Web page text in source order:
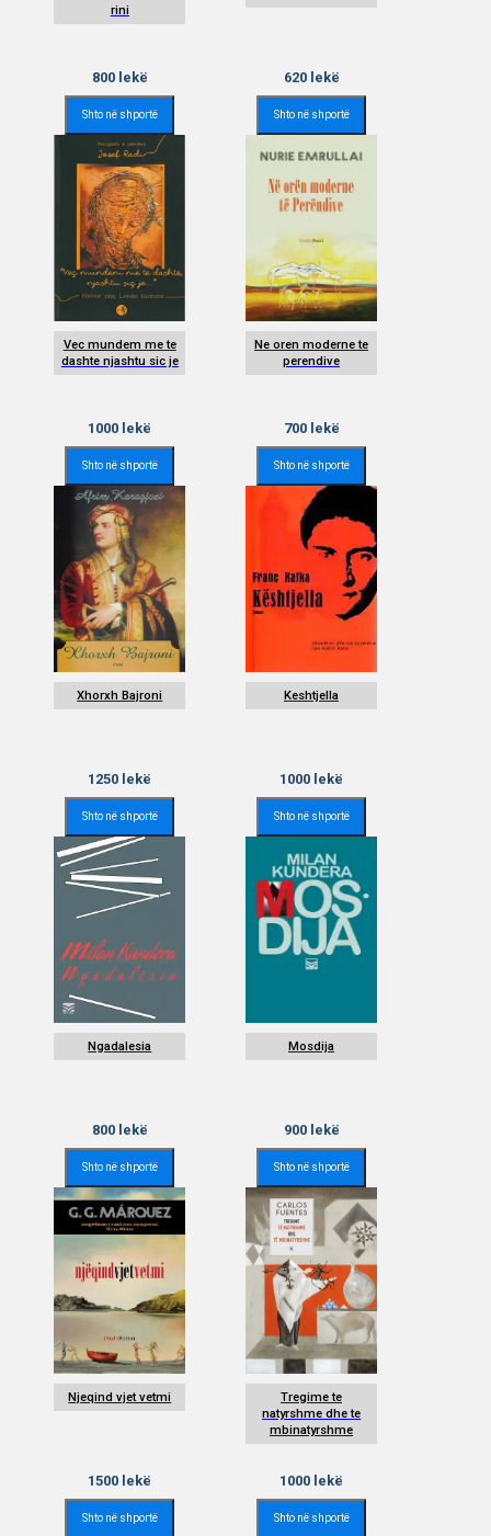
rini
800lekë
Shto në shportë
620lekë
Shto në shportë
Vec mundem me te
dashte njashtu sic je
1000 lekë
Shto në shportë
Ne oren moderne te
perendive
700lekë
Shto në shportë
Xhorxh Bajroni
1250 lekë
Shto në shportë
Keshtjella
1000 lekë
Shto në shportë
Ngadalesia
800lekë
Shto në shportë
Mosdija
900lekë
Shto në shportë
Njeqind vjet vetmi
1500 lekë
Shto në shportë
Tregime te
natyrshme dhe te
mbinatyrshme
1000 lekë
Shto në shportë